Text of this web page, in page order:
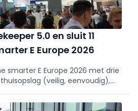
5.0 en sluit 11
E Europe 2026
smarter E Europe 2026 met drie
thuisopslag (veilig, eenvoudig),
5.0 (lanceert 27/6). Er